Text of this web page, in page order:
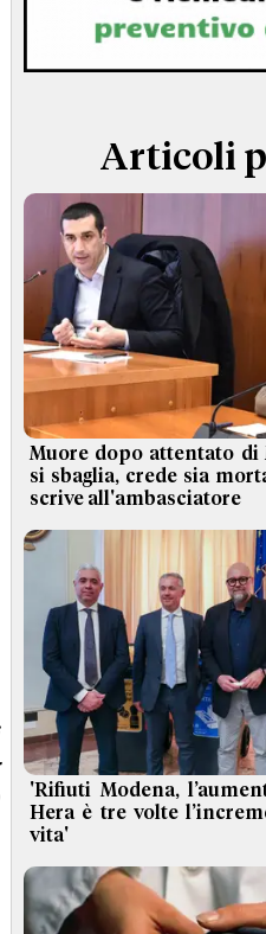
TERMINI e
Articoli
Muore dopo attentato di
si sbaglia, crede sia
scrive all'ambasciatore
'Rifiuti Modena,
Hera è tre volte
vita'